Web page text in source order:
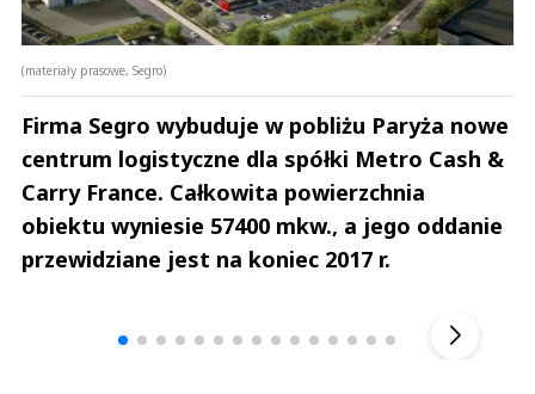
(materiały prasowe, Segro)
Firma Segro wybuduje w pobliżu Paryża nowe
centrum logistyczne dla spółki Metro Cash &
Carry France. Całkowita powierzchnia
obiektu wyniesie 57400 mkw., a jego oddanie
przewidziane jest na koniec 2017 r.